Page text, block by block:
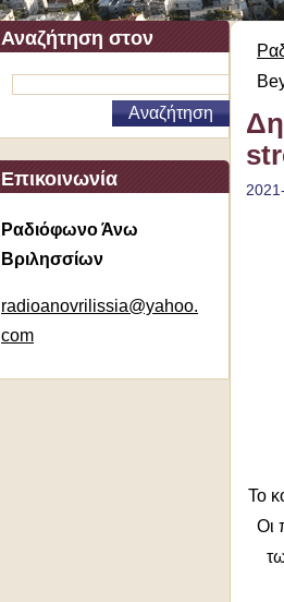
Αναζήτηση στον
ιστότοπο
Επικοινωνία
Ραδιόφωνο Άνω
Βριλησσίων
radioanovrilissia@yahoo.
com
Το
Οι